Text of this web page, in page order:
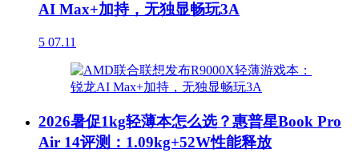
AI Max+加持，无独显畅玩3A
5 07.11
2026暑促1kg轻薄本怎么选？惠普星Book Pro
Air 14评测：1.09kg+52W性能释放